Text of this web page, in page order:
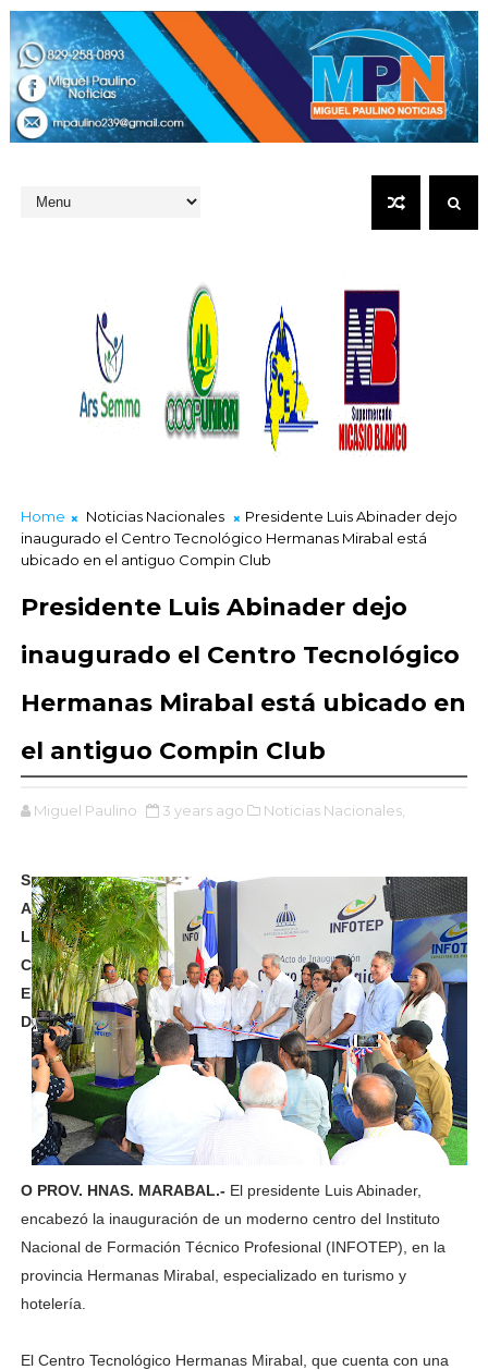
Home Noticias Nacionales
Presidente Luis Abinader dejo
inaugurado el Centro Tecnológico Hermanas Mirabal está
ubicado en el antiguo Compin Club
Presidente Luis Abinader dejo
inaugurado el Centro Tecnológico
Hermanas Mirabal está ubicado en
el antiguo Compin Club
Miguel Paulino 3 years ago Noticias Nacionales,
S
A
L
C
E
D
O PROV. HNAS. MARABAL.- El presidente Luis Abinader,
encabezó la inauguración de un moderno centro del Instituto
Nacional de Formación Técnico Profesional (INFOTEP), en la
provincia Hermanas Mirabal, especializado en turismo y
hotelería.
El Centro Tecnológico Hermanas Mirabal, que cuenta con una